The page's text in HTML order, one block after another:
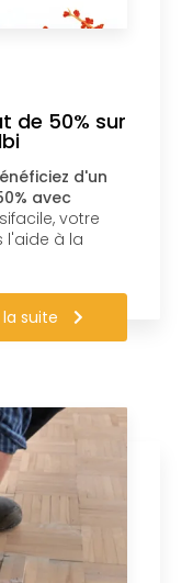
de 50% sur
d'un
avec
votre
l'aide à la
la suite